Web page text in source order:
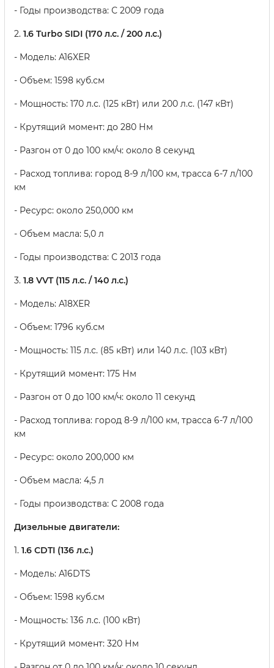
- Годы производства: С 2009 года
2. 1.6 Turbo SIDI (170 л.с. / 200 л.с.)
- Модель: A16XER
- Объем: 1598 куб.см
- Мощность: 170 л.с. (125 кВт) или 200 л.с. (147 кВт)
- Крутящий момент: до 280 Нм
- Разгон от 0 до 100 км/ч: около 8 секунд
- Расход топлива: город 8-9 л/100 км, трасса 6-7 л/100
км
- Ресурс: около 250,000 км
- Объем масла: 5,0 л
- Годы производства: С 2013 года
3. 1.8 VVT (115 л.с. / 140 л.с.)
- Модель: A18XER
- Объем: 1796 куб.см
- Мощность: 115 л.с. (85 кВт) или 140 л.с. (103 кВт)
- Крутящий момент: 175 Нм
- Разгон от 0 до 100 км/ч: около 11 секунд
- Расход топлива: город 8-9 л/100 км, трасса 6-7 л/100
км
- Ресурс: около 200,000 км
- Объем масла: 4,5 л
- Годы производства: С 2008 года
Дизельные двигатели:
1. 1.6 CDTI (136 л.с.)
- Модель: A16DTS
- Объем: 1598 куб.см
- Мощность: 136 л.с. (100 кВт)
- Крутящий момент: 320 Нм